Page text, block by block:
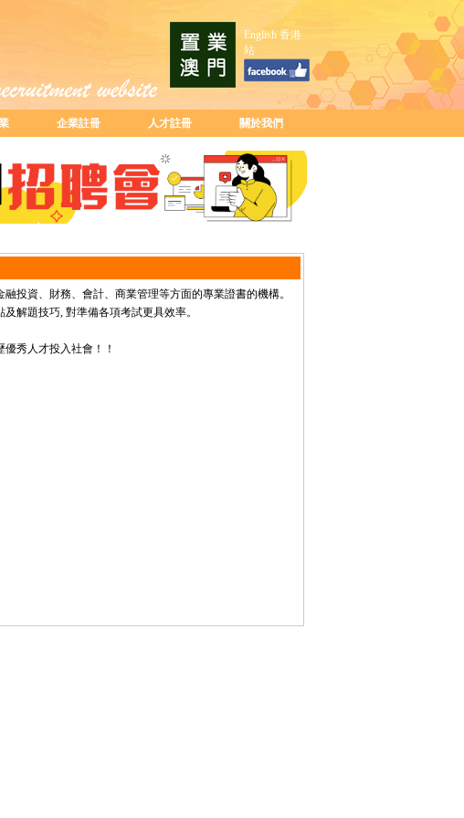
English 香港
站
企業註冊 人才註冊 關於我們
投資、財務、會計、商業管理等方面的專業證書的機構。
解題技巧, 對準備各項考試更具效率。
秀人才投入社會！！